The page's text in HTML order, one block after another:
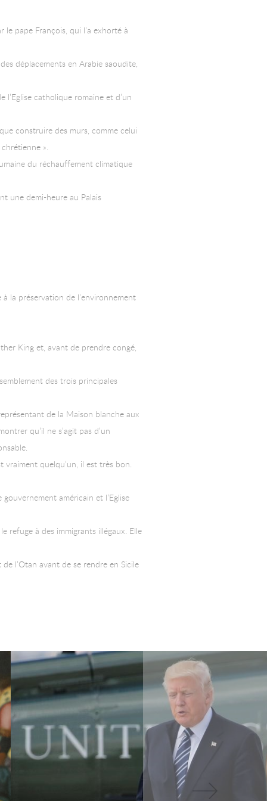
pape François, qui l’a exhorté à
déplacements en Arabie saoudite,
catholique romaine et d’un
construire des murs, comme celui
».
du réchauffement climatique
une demi-heure au Palais
la préservation de l’environnement
King et, avant de prendre congé,
des trois principales
de la Maison blanche aux
qu’il ne s’agit pas d’un
vraiment quelqu’un, il est très bon.
américain et l’Eglise
refuge à des immigrants illégaux. Elle
l’Otan avant de se rendre en Sicile